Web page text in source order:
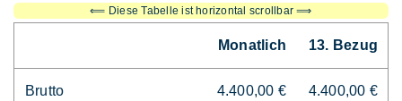
⟸ Diese Tabelle ist horizontal scrollbar ⟹
Monatlich 13. Bezug
Brutto 4.400,00 € 4.400,00 €